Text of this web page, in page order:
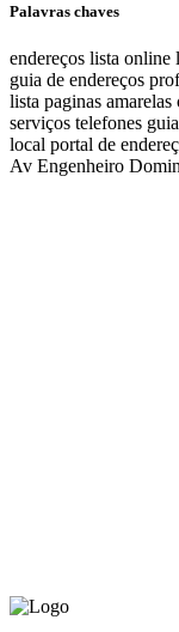
Palavras chaves
endereços lista online
guia de endereços
lista paginas amarelas
serviços telefones guia
local portal de
Av Engenheiro